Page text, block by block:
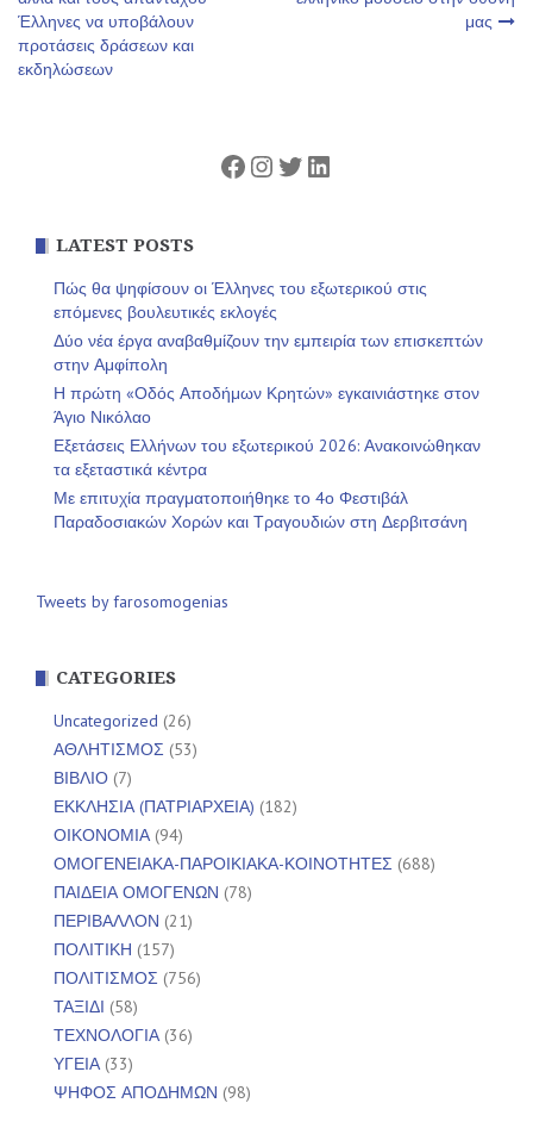
άρθρων
Έλληνες να υποβάλουν
προτάσεις δράσεων και
εκδηλώσεων
μας
Facebook
Instagram
Twitter
Linkedin
LATEST POSTS
Πώς θα ψηφίσουν οι Έλληνες του εξωτερικού στις
επόμενες βουλευτικές εκλογές
Δύο νέα έργα αναβαθμίζουν την εμπειρία των επισκεπτών
στην Αμφίπολη
Η πρώτη «Οδός Αποδήμων Κρητών» εγκαινιάστηκε στον
Άγιο Νικόλαο
Εξετάσεις Ελλήνων του εξωτερικού 2026: Ανακοινώθηκαν
τα εξεταστικά κέντρα
Με επιτυχία πραγματοποιήθηκε το 4ο Φεστιβάλ
Παραδοσιακών Χορών και Τραγουδιών στη Δερβιτσάνη
Tweets by farosomogenias
CATEGORIES
Uncategorized (26)
ΑΘΛΗΤΙΣΜΟΣ (53)
ΒΙΒΛΙΟ (7)
ΕΚΚΛΗΣΙΑ (ΠΑΤΡΙΑΡΧΕΙΑ) (182)
ΟΙΚΟΝΟΜΙΑ(94)
ΟΜΟΓΕΝΕΙΑΚΑ-ΠΑΡΟΙΚΙΑΚΑ-ΚΟΙΝΟΤΗΤΕΣ (688)
ΠΑΙΔΕΙΑ ΟΜΟΓΕΝΩΝ (78)
ΠΕΡΙΒΑΛΛΟΝ (21)
ΠΟΛΙΤΙΚΗ (157)
ΠΟΛΙΤΙΣΜΟΣ (756)
ΤΑΞΙΔΙ (58)
ΤΕΧΝΟΛΟΓΙΑ(36)
ΥΓΕΙΑ(33)
ΨΗΦΟΣ ΑΠΟΔΗΜΩΝ (98)